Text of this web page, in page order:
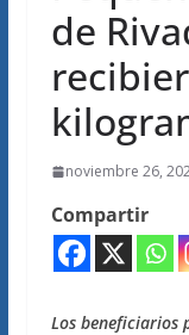
de
noviembre 26,
Compartir
Los beneficiarios